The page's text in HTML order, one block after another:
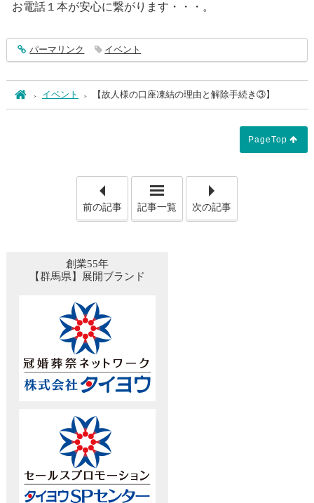
お電話１本が安心に繋がります・・・。
entry5261
パーマリンク イベント
ホームイベント 【故人様の口座凍結の理由と解除手続き③】
PageTop
前の記事 記事一覧 次の記事
創業55年
【群馬県】展開ブランド